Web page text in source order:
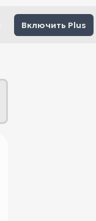
Включить Plus